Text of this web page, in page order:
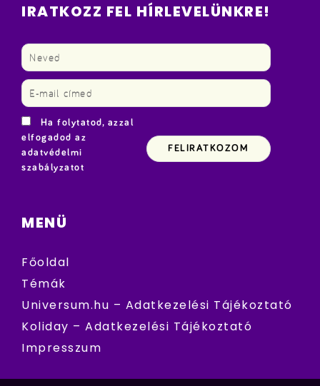
IRATKOZZ FEL HÍRLEVELÜNKRE!
Ha folytatod, azzal
elfogadod az
adatvédelmi
szabályzatot
MENÜ
Főoldal
Témák
Universum.hu – Adatkezelési Tájékoztató
Koliday – Adatkezelési Tájékoztató
Impresszum